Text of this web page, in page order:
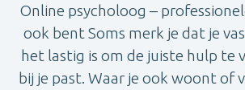
Online psycholoog –
ook bent Soms merk je dat je
het lastig is om de juiste hulp te
bij je past. Waar je ook woont of